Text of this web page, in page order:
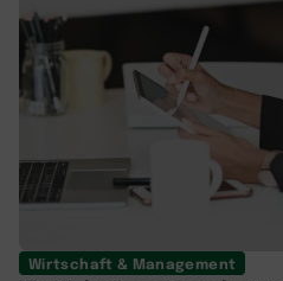
Wirtschaft & Management